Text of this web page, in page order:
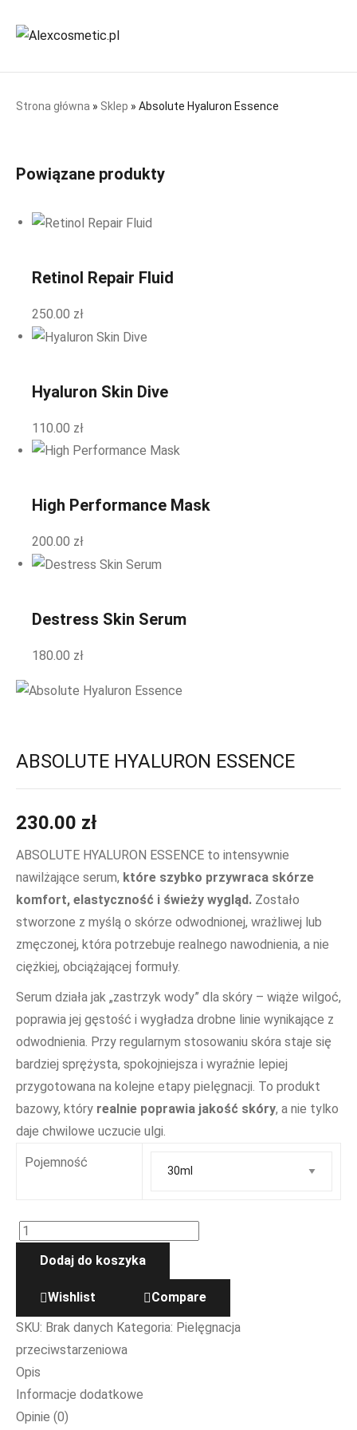
Strona główna » Sklep » Absolute Hyaluron Essence
ABSOLUTE HYALURON ESSENCE
230.00 zł
ABSOLUTE HYALURON ESSENCE to intensywnie
nawilżające serum, które szybko przywraca skórze
komfort, elastyczność i świeży wygląd. Zostało
stworzone z myślą o skórze odwodnionej, wrażliwej lub
zmęczonej, która potrzebuje realnego nawodnienia, a nie
ciężkiej, obciążającej formuły.
Serum działa jak „zastrzyk wody” dla skóry – wiąże wilgoć,
poprawia jej gęstość i wygładza drobne linie wynikające z
odwodnienia. Przy regularnym stosowaniu skóra staje się
bardziej sprężysta, spokojniejsza i wyraźnie lepiej
przygotowana na kolejne etapy pielęgnacji. To produkt
bazowy, który realnie poprawia jakość skóry, a nie tylko
daje chwilowe uczucie ulgi.
Pojemność
Dodaj do koszyka
Wishlist
Compare
SKU: Brak danych Kategoria: Pielęgnacja
przeciwstarzeniowa
Opis
Informacje dodatkowe
Opinie (0)
Powiązane produkty
Retinol Repair Fluid
250.00 zł
Hyaluron Skin Dive
110.00 zł
High Performance Mask
200.00 zł
Destress Skin Serum
180.00 zł